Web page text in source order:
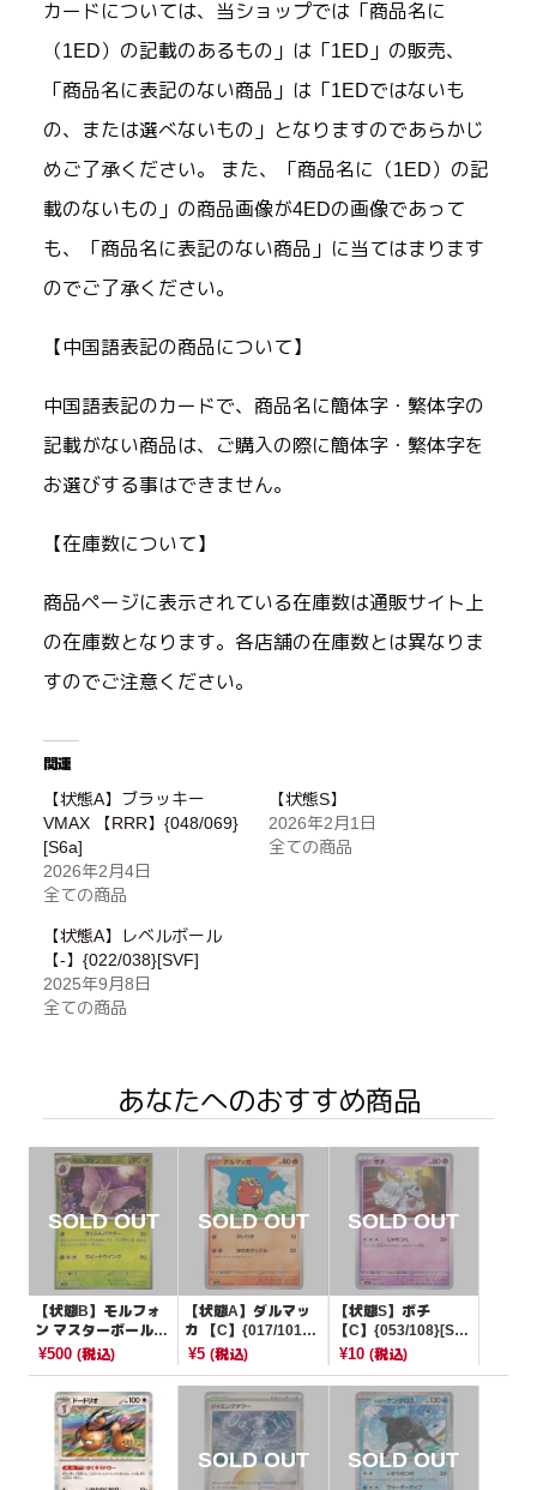
カードについては、当ショップでは「商品名に
（1ED）の記載のあるもの」は「1ED」の販売、
「商品名に表記のない商品」は「1EDではないも
の、または選べないもの」となりますのであらかじ
めご了承ください。 また、「商品名に（1ED）の記
載のないもの」の商品画像が4EDの画像であって
も、「商品名に表記のない商品」に当てはまります
のでご了承ください。
【中国語表記の商品について】
中国語表記のカードで、商品名に簡体字・繁体字の
記載がない商品は、ご購入の際に簡体字・繁体字を
お選びする事はできません。
【在庫数について】
商品ページに表示されている在庫数は通販サイト上
の在庫数となります。各店舗の在庫数とは異なりま
すのでご注意ください。
関連
【状態A】ブラッキー
VMAX 【RRR】{048/069}
[S6a]
2026年2月4日
全ての商品
【状態S】
2026年2月1日
全ての商品
【状態A】レベルボール
【-】{022/038}[SVF]
2025年9月8日
全ての商品
あなたへのおすすめ商品
【状態B】モルフォ
ン マスターボールミ
ラー【U】{049/165}
¥500 (税込)
【状態A】ダルマッ
カ 【C】{017/101}
[SV6]
¥5(税込)
【状態S】ボチ
【C】{053/108}[SV
3]
¥10 (税込)